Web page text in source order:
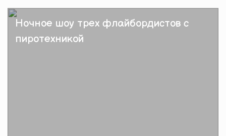
Подробнее
Ночное шоу трех флайбордистов с
пиротехникой